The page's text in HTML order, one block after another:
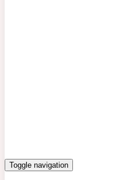
Toggle navigation